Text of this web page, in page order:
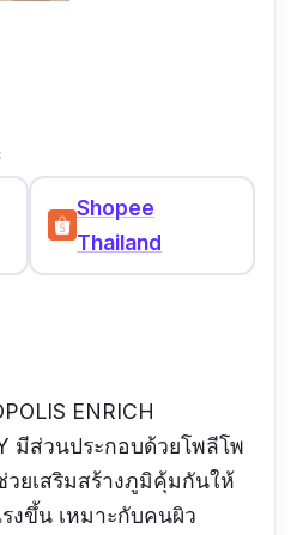
Shopee
Thailand
ENRICH
มีส่วนประกอบด้วยโพลีโพ
ยเสริมสร้างภูมิคุ้มกันให้
งขึ้น เหมาะกับคนผิว